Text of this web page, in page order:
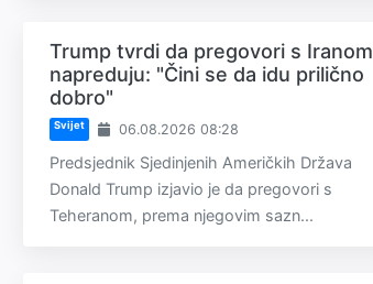
Trump tvrdi da pregovori s Iranom
napreduju: "Čini se da idu prilično
dobro"
Svijet 06.08.2026 08:28
Predsjednik Sjedinjenih Američkih Država
Donald Trump izjavio je da pregovori s
Teheranom, prema njegovim sazn...